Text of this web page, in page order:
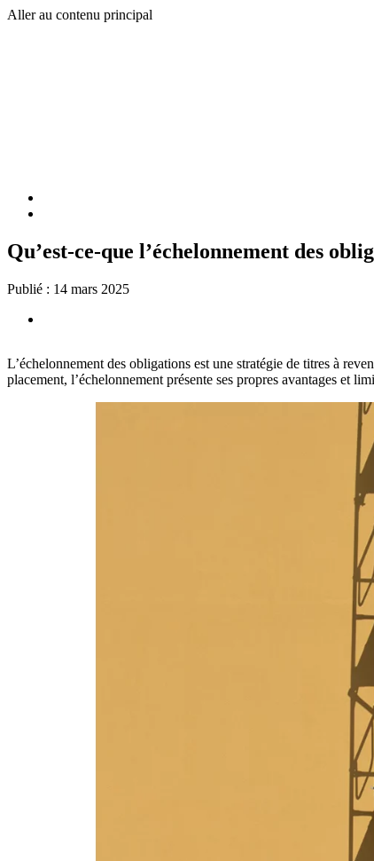
Aller au contenu principal
Qu’est-ce-que l’échelonnement des
Publié : 14 mars 2025
L’échelonnement des obligations est une stratégie de titres à
placement, l’échelonnement présente ses propres avantages et